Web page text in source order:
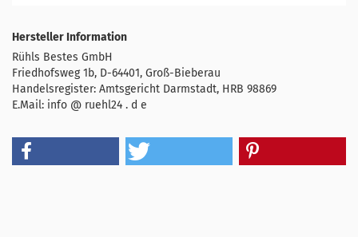
Hersteller Information
Rühls Bestes GmbH
Friedhofsweg 1b, D-64401, Groß-Bieberau
Handelsregister: Amtsgericht Darmstadt, HRB 98869
E.Mail: info @ ruehl24 . d e